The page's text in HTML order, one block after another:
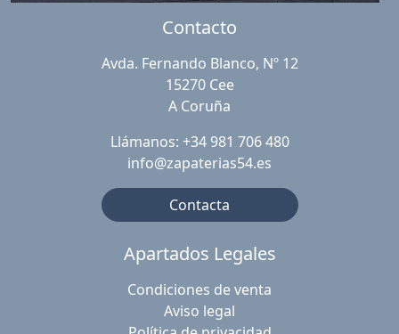
Contacto
Avda. Fernando Blanco, Nº 12
15270 Cee
A Coruña
Llámanos: +34 981 706 480
info@zapaterias54.es
Contacta
Apartados Legales
Condiciones de venta
Aviso legal